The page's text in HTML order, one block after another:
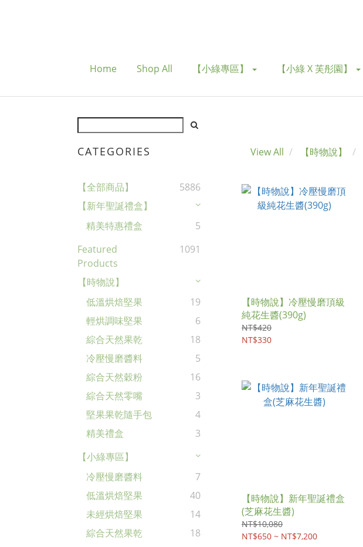
Home Shop All 【小綠專區】 【小綠 X 芙彤園】
CATEGORIES
【全部商品】
5886
【新年聖誕禮盒】
精美特惠禮盒
5
Featured
Products
1091
【時物說】
低溫烘焙堅果
19
輕烘調味堅果
6
綜合天然果乾
18
冷壓慢磨醬料
5
綜合天然穀粉
16
綜合天然零嘴
3
堅果果乾隨手包
4
精美禮盒
3
【小綠專區】
冷壓慢磨醬料
7
低溫烘焙堅果
40
未經烘焙堅果
14
綜合天然果乾
18
View All 【時物說】
【時物說】冷壓慢磨頂級
純花生醬(390g)
NT$420
NT$330
【時物說】新年聖誕禮盒
(芝麻花生醬)
NT$10,080
NT$650 ~ NT$7,200